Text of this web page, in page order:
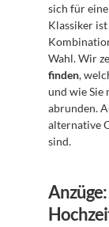
sich für
Klassiker
Wahl. Wir
finden,
und wie Sie
abrunden.
alternative
sind.